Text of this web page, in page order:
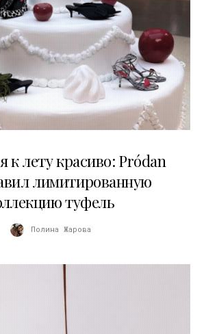
к лету красиво: Pródan
лимитированную
туфель
Полина Жарова